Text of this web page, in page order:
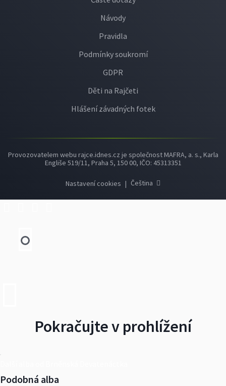
Návody
Pravidla
Podmínky soukromí
GDPR
Děti na Rajčeti
Hlášení závadných fotek
Provozovatelem webu rajce.idnes.cz je společnost MAFRA, a. s., Karla
Engliše 519/11, Praha 5, 150 00, IČO: 45313351
Nastavení cookies | Čeština
Pokračujte v prohlížení
Podobná alba